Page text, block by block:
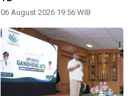
06 August 2026 19:56 WIB